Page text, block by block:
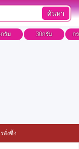
ค้นหา
กรัม 30กรัม ก
สั่งซื้อ